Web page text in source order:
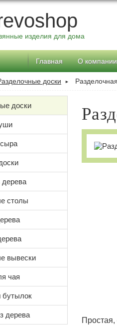
изделия для дома
Главная О компании
доски ►
доски
дерева
столы
вывески
чая
бутылок
дерева
Простая,